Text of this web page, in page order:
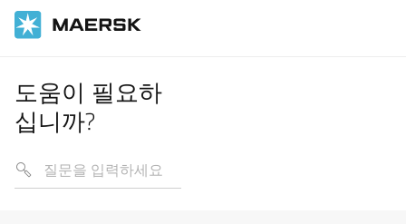
도움이 필요하
십니까?